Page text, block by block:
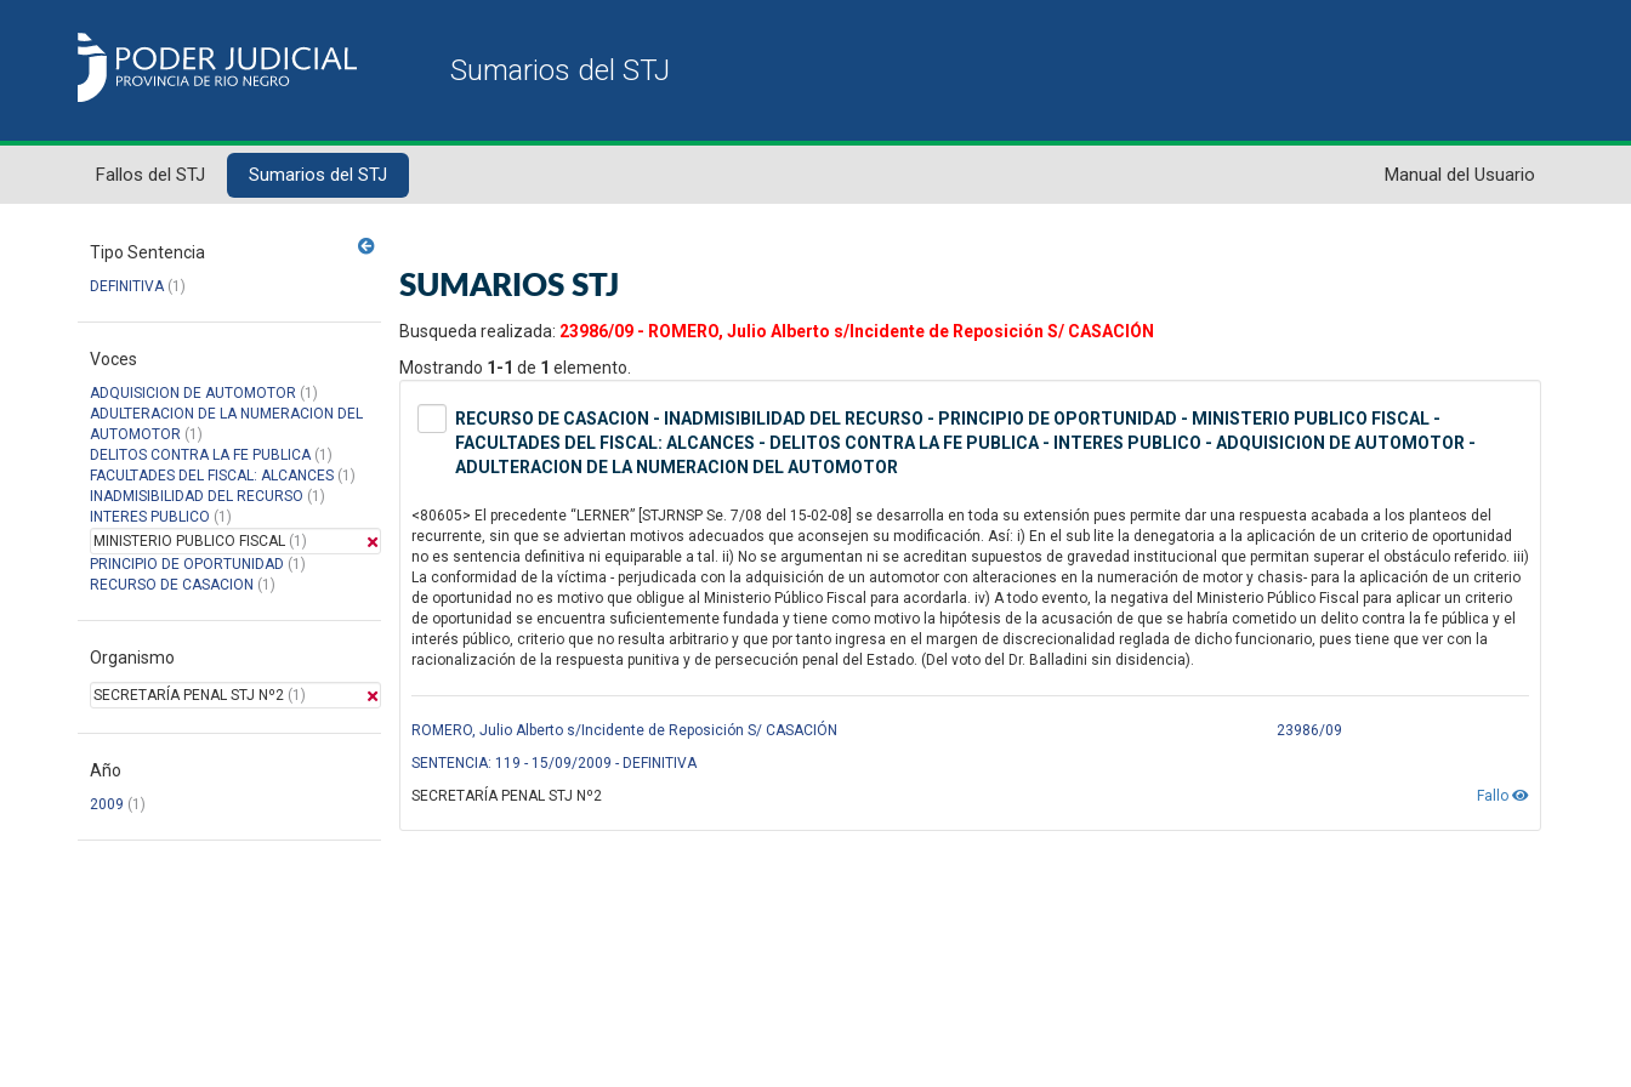
Fallos del STJ Sumarios del STJ Manual del Usuario
Tipo Sentencia
DEFINITIVA(1)
Voces
ADQUISICION DE AUTOMOTOR (1)
ADULTERACION DE LA NUMERACION DEL
AUTOMOTOR (1)
DELITOS CONTRA LA FE PUBLICA(1)
FACULTADES DEL FISCAL: ALCANCES (1)
INADMISIBILIDAD DEL RECURSO (1)
INTERES PUBLICO (1)
MINISTERIO PUBLICO FISCAL (1)
PRINCIPIO DE OPORTUNIDAD (1)
RECURSO DE CASACION (1)
Organismo
SECRETARÍA PENAL STJ Nº2 (1)
Año
2009 (1)
SUMARIOS STJ
Busqueda realizada: 23986/09 - ROMERO, Julio Alberto s/Incidente de Reposición S/ CASACIÓN
Mostrando 1-1 de 1 elemento.
RECURSO DE CASACION - INADMISIBILIDAD DEL RECURSO - PRINCIPIO DE OPORTUNIDAD - MINISTERIO PUBLICO FISCAL -
FACULTADES DEL FISCAL: ALCANCES - DELITOS CONTRA LA FE PUBLICA - INTERES PUBLICO - ADQUISICION DE AUTOMOTOR -
ADULTERACION DE LA NUMERACION DEL AUTOMOTOR
<80605> El precedente “LERNER” [STJRNSP Se. 7/08 del 15-02-08] se desarrolla en toda su extensión pues permite dar una respuesta acabada a los planteos del
recurrente, sin que se adviertan motivos adecuados que aconsejen su modificación. Así: i) En el sub lite la denegatoria a la aplicación de un criterio de oportunidad
no es sentencia definitiva ni equiparable a tal. ii) No se argumentan ni se acreditan supuestos de gravedad institucional que permitan superar el obstáculo referido. iii)
La conformidad de la víctima - perjudicada con la adquisición de un automotor con alteraciones en la numeración de motor y chasis- para la aplicación de un criterio
de oportunidad no es motivo que obligue al Ministerio Público Fiscal para acordarla. iv) A todo evento, la negativa del Ministerio Público Fiscal para aplicar un criterio
de oportunidad se encuentra suficientemente fundada y tiene como motivo la hipótesis de la acusación de que se habría cometido un delito contra la fe pública y el
interés público, criterio que no resulta arbitrario y que por tanto ingresa en el margen de discrecionalidad reglada de dicho funcionario, pues tiene que ver con la
racionalización de la respuesta punitiva y de persecución penal del Estado. (Del voto del Dr. Balladini sin disidencia).
ROMERO, Julio Alberto s/Incidente de Reposición S/ CASACIÓN
23986/09
SENTENCIA: 119 - 15/09/2009 - DEFINITIVA
Fallo
SECRETARÍA PENAL STJ Nº2